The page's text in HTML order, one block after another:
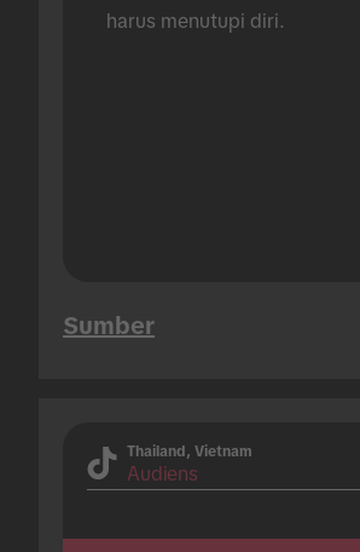
harus menutupi diri.
Sumber
Thailand, Vietnam
Audiens